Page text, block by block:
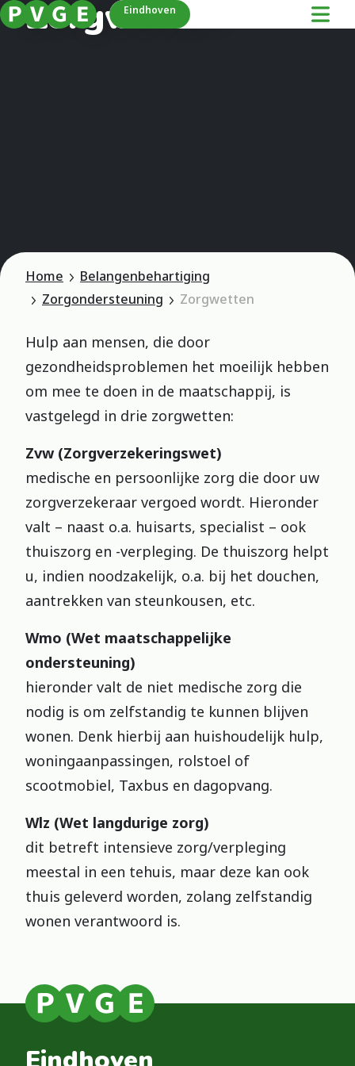
Eindhoven
Zorgwetten
Home
Belangenbehartiging
Zorgondersteuning
Zorgwetten
Hulp aan mensen, die door
gezondheidsproblemen het moeilijk hebben
om mee te doen in de maatschappij, is
vastgelegd in drie zorgwetten:
Zvw (Zorgverzekeringswet)
medische en persoonlijke zorg die door uw
zorgverzekeraar vergoed wordt. Hieronder
valt – naast o.a. huisarts, specialist – ook
thuiszorg en -verpleging. De thuiszorg helpt
u, indien noodzakelijk, o.a. bij het douchen,
aantrekken van steunkousen, etc.
Wmo (Wet maatschappelijke
ondersteuning)
hieronder valt de niet medische zorg die
nodig is om zelfstandig te kunnen blijven
wonen. Denk hierbij aan huishoudelijk hulp,
woningaanpassingen, rolstoel of
scootmobiel, Taxbus en dagopvang.
Wlz (Wet langdurige zorg)
dit betreft intensieve zorg/verpleging
meestal in een tehuis, maar deze kan ook
thuis geleverd worden, zolang zelfstandig
wonen verantwoord is.